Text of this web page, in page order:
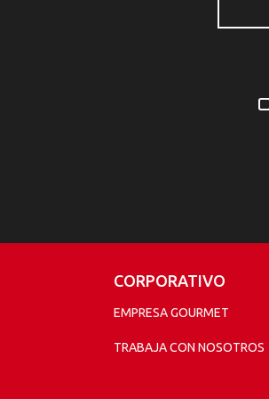
CORPORATIVO
EMPRESA GOURMET
TRABAJA CON NOSOTROS